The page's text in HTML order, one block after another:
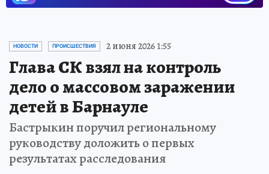
НОВОСТИ ПРОИСШЕСТВИЯ 2 июня 2026 1:55
Глава СК взял на контроль
дело о массовом заражении
детей в Барнауле
Бастрыкин поручил региональному
руководству доложить о первых
результатах расследования